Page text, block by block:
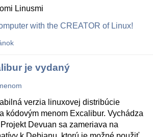
Linusmi
with the CREATOR of Linux!
je vydaný
verzia linuxovej distribúcie
kódovým menom Excalibur. Vychádza
Devuan sa zameriava na